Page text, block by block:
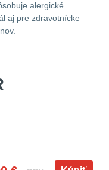
alergické
aj pre zdravotnícke